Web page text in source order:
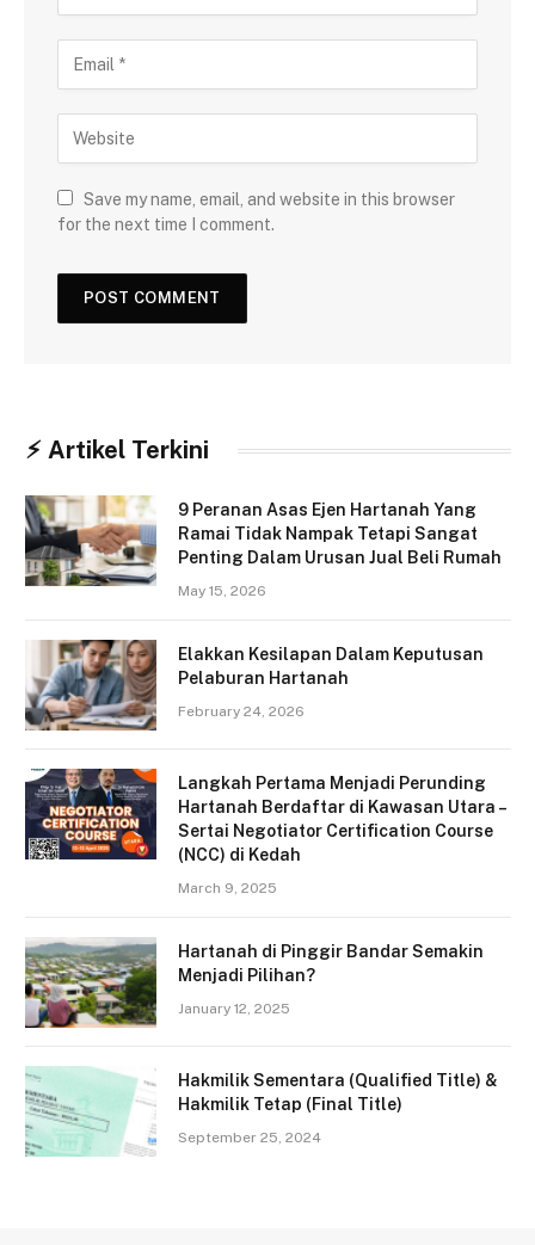
Save my name, email, and website in this browser
for the next time I comment.
⚡︎ Artikel Terkini
9 Peranan Asas Ejen Hartanah Yang
Ramai Tidak Nampak Tetapi Sangat
Penting Dalam Urusan Jual Beli Rumah
May 15, 2026
Elakkan Kesilapan Dalam Keputusan
Pelaburan Hartanah
February 24, 2026
Langkah Pertama Menjadi Perunding
Hartanah Berdaftar di Kawasan Utara –
Sertai Negotiator Certification Course
(NCC) di Kedah
March 9, 2025
Hartanah di Pinggir Bandar Semakin
Menjadi Pilihan?
January 12, 2025
Hakmilik Sementara (Qualified Title) &
Hakmilik Tetap (Final Title)
September 25, 2024